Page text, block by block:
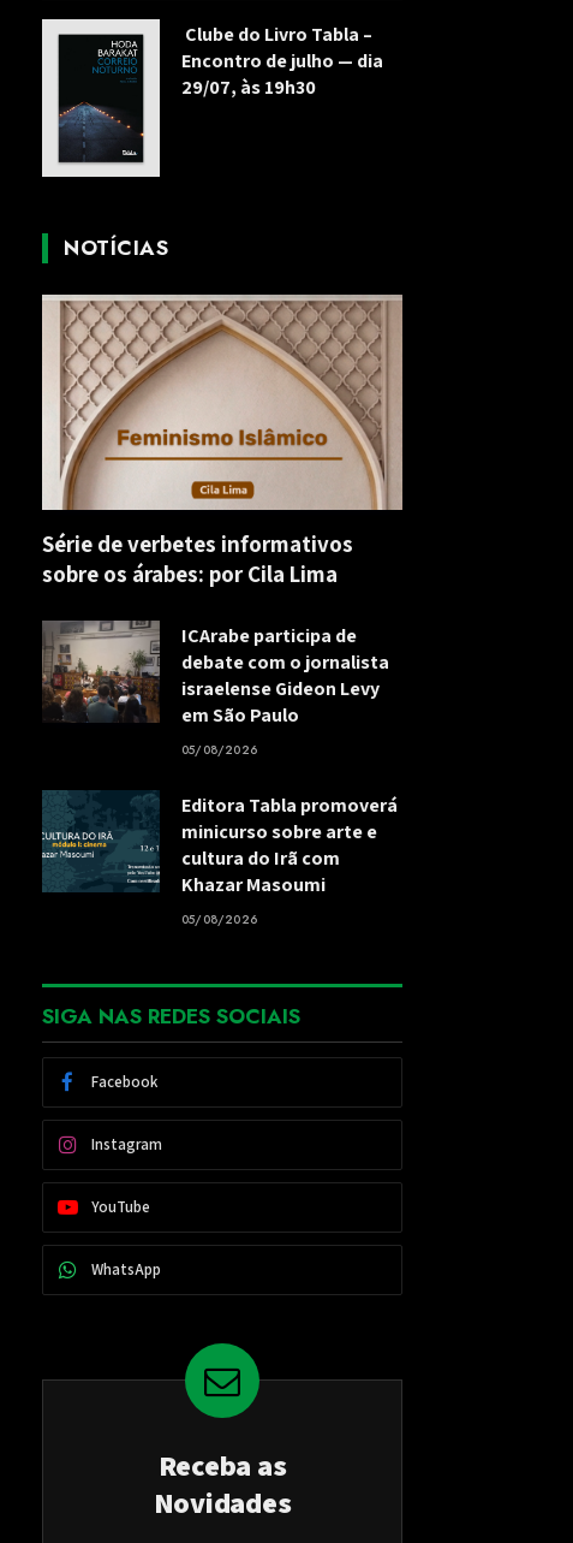
Clube do Livro Tabla –
Encontro de julho — dia
29/07, às 19h30
NOTÍCIAS
Série de verbetes informativos
sobre os árabes: por Cila Lima
ICArabe participa de
debate com o jornalista
israelense Gideon Levy
em São Paulo
05/08/2026
Editora Tabla promoverá
minicurso sobre arte e
cultura do Irã com
Khazar Masoumi
05/08/2026
SIGA NAS REDES SOCIAIS
Facebook
Instagram
YouTube
WhatsApp
Receba as
Novidades